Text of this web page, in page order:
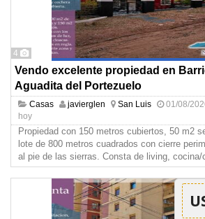
4
Vendo excelente propiedad en
Aguadita del Portezuelo
Casas javierglen San Luis 01/08/
hoy
Propiedad con 150 metros cubiertos, 50 m2
lote de 800 metros cuadrados con cierre
al pie de las sierras. Consta de living, cocina/